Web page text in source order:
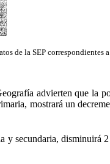
de la SEP correspondientes
advierten que la
mostrará un
y secundaria,